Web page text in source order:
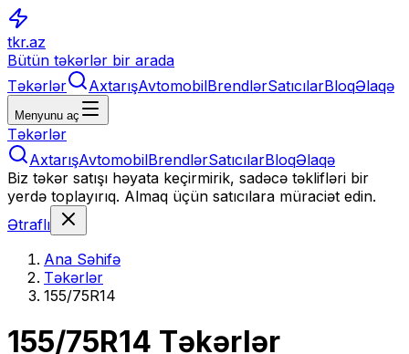
tkr.az
Bütün təkərlər bir arada
Təkərlər
AxtarışAvtomobilBrendlərSatıcılarBloqƏlaqə
Menyunu aç
Təkərlər
AxtarışAvtomobilBrendlərSatıcılarBloqƏlaqə
Biz təkər satışı həyata keçirmirik, sadəcə təklifləri bir
yerdə toplayırıq. Almaq üçün satıcılara müraciət edin.
Ətraflı
Ana Səhifə
Təkərlər
155/75R14
155/75R14 Təkərlər